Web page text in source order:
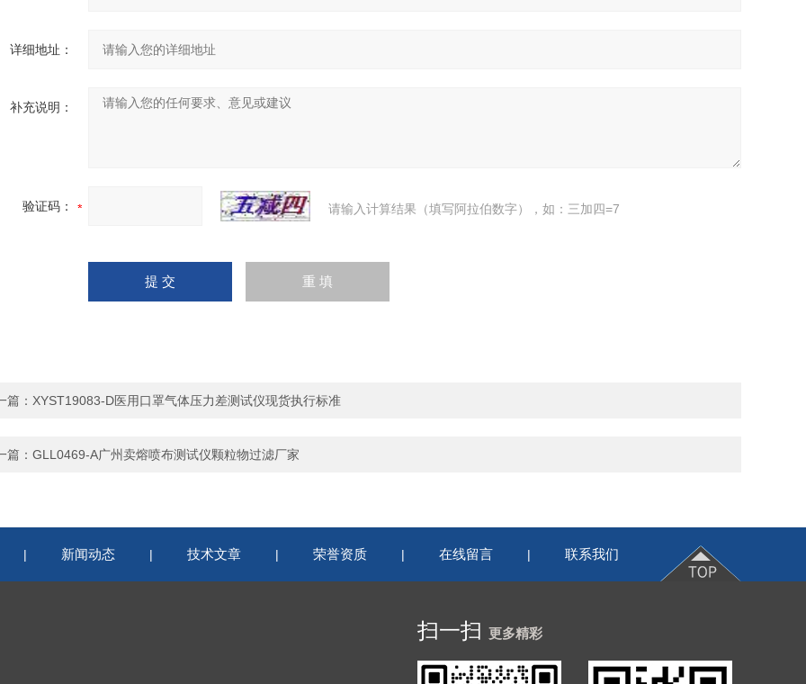
详细地址：
补充说明：
验证码： 请输入计算结果（填写阿拉伯数字），如：三加四=7
篇： XYST19083-D医用口罩气体压力差测试仪现货执行标准
篇： GLL0469-A广州卖熔喷布测试仪颗粒物过滤厂家
| 新闻动态 | 技术文章 | 荣誉资质 | 在线留言 | 联系我们
扫一扫 更多精彩